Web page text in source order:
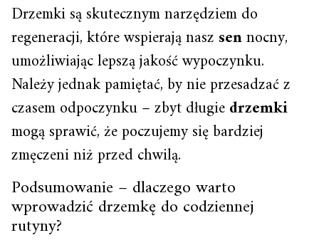
Drzemki są skutecznym narzędziem do
regeneracji, które wspierają nasz sennocny,
umożliwiając lepszą jakość wypoczynku.
Należy jednak pamiętać, by nie przesadzać z
czasem odpoczynku – zbyt długiedrzemki
mogą sprawić, że poczujemy się bardziej
zmęczeni niż przed chwilą.
Podsumowanie – dlaczego warto
wprowadzić drzemkę do codziennej
rutyny?